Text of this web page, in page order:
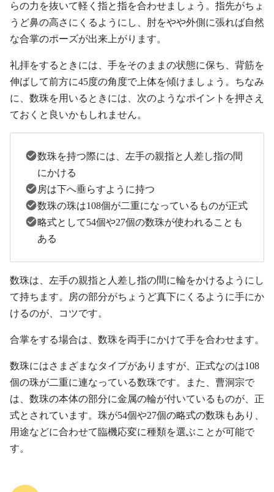
らの力を抜いて軽く指と指を合わせましょう。指先がちょ
うど鼻の高さにくるようにし、肘をやや外側に張れば自然
な合掌のポーズが出来上がります。
礼拝をするときには、手をそのままの状態に保ち、背筋を
伸ばして前方に45度の角度で上体を傾けましょう。ちなみ
に、数珠を用いるときには、次のようなポイントを押さえ
ておくと良いかもしれません。
数珠を持つ際には、左手の親指と人差し指の間
にかける
房は下へ垂らすように持つ
数珠の珠は108個が二重になっているものが正式
略式として54個や27個の数珠が使われることも
ある
数珠は、左手の親指と人差し指の間に輪をかけるようにし
て持ちます。房の部分がちょうど真下にくるように手にか
けるのが、コツです。
合掌をする場合は、数珠を両手にかけて手を合わせます。
数珠にはさまざまなタイプがありますが、正式なのは108
個の珠が二重に連なっている数珠です。また、曹洞宗で
は、数珠の本体の部分に金属の輪が付いているものが、正
式とされています。珠が54個や27個の略式の数珠もあり、
用途などに合わせて臨機応変に種類を選ぶことが可能で
す。